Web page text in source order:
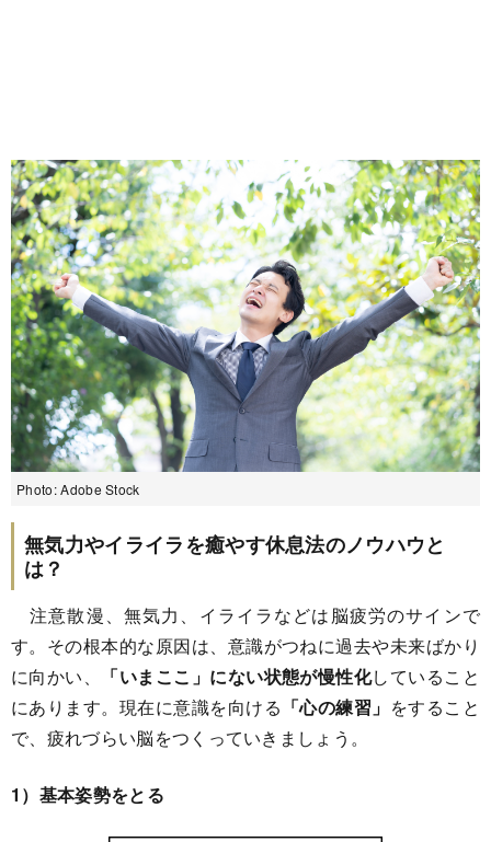
Photo: Adobe Stock
無気力やイライラを癒やす休息法のノウハウと
は？
注意散漫、無気力、イライラなどは脳疲労のサインで
す。その根本的な原因は、意識がつねに過去や未来ばかり
に向かい、
「いまここ」にない状態が慢性化していること
にあります。現在に意識を向ける 「心の練習」 をすること
で、疲れづらい脳をつくっていきましょう。
1）基本姿勢をとる